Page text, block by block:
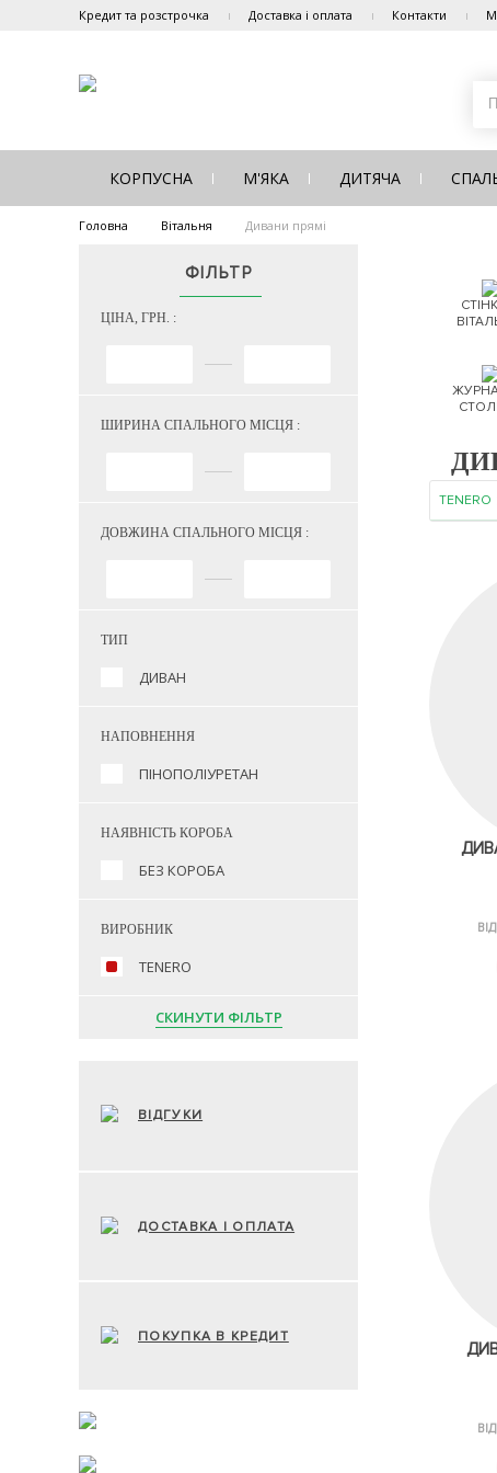
Кредит та розстрочка Доставка і оплата Контакти
КОРПУСНА М'ЯКА ДИТЯЧА
Головна Вітальня Дивани прямі
ФІЛЬТР
ЦІНА, ГРН. :
ШИРИНА СПАЛЬНОГО МІСЦЯ :
ДОВЖИНА СПАЛЬНОГО МІСЦЯ :
ТИП
ДИВАН
НАПОВНЕННЯ
ПІНОПОЛІУРЕТАН
НАЯВНІСТЬ КОРОБА
БЕЗ КОРОБА
ВИРОБНИК
TENERO
СКИНУТИ ФІЛЬТР
ВІДГУКИ
ДОСТАВКА І ОПЛАТА
ПОКУПКА В КРЕДИТ
TENERO